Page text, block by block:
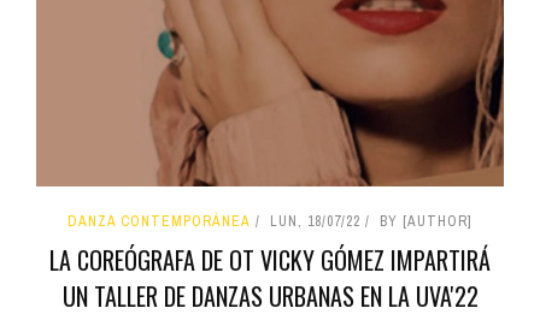
DANZA CONTEMPORÁNEA LUN, 18/07/22 BY [AUTHOR]
LA COREÓGRAFA DE OT VICKY GÓMEZ IMPARTIRÁ
UN TALLER DE DANZAS URBANAS EN LA UVA'22